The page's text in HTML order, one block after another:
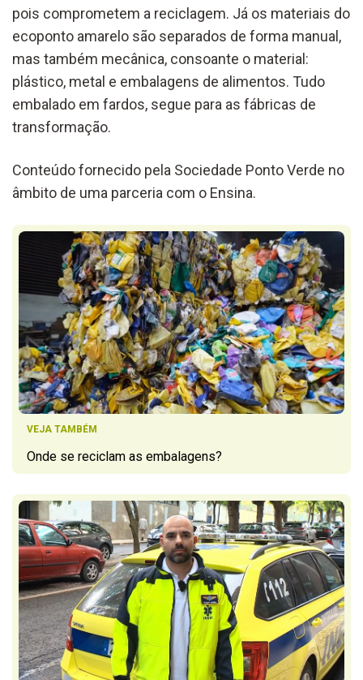
pois comprometem a reciclagem. Já os materiais do
ecoponto amarelo são separados de forma manual,
mas também mecânica, consoante o material:
plástico, metal e embalagens de alimentos. Tudo
embalado em fardos, segue para as fábricas de
transformação.
Conteúdo fornecido pela Sociedade Ponto Verde no
âmbito de uma parceria com o Ensina.
VEJA TAMBÉM
Onde se reciclam as embalagens?